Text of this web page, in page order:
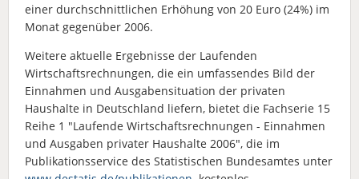
einer durchschnittlichen Erhöhung von 20 Euro (24%) im
Monat gegenüber 2006.
Weitere aktuelle Ergebnisse der Laufenden
Wirtschaftsrechnungen, die ein umfassendes Bild der
Einnahmen und Ausgabensituation der privaten
Haushalte in Deutschland liefern, bietet die Fachserie 15
Reihe 1 "Laufende Wirtschaftsrechnungen - Einnahmen
und Ausgaben privater Haushalte 2006", die im
Publikationsservice des Statistischen Bundesamtes unter